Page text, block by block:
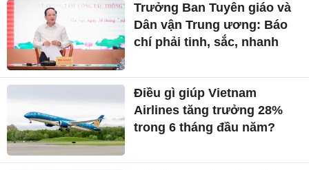
Trưởng Ban Tuyên giáo và
Dân vận Trung ương: Báo
chí phải tinh, sắc, nhanh
Điều gì giúp Vietnam
Airlines tăng trưởng 28%
trong 6 tháng đầu năm?